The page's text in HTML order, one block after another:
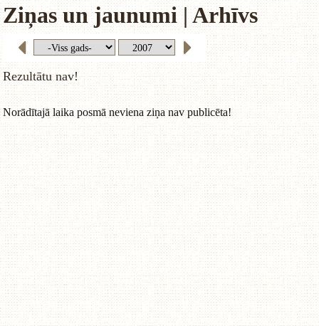
Ziņas un jaunumi | Arhīvs
Rezultātu nav!
Norādītajā laika posmā neviena ziņa nav publicēta!